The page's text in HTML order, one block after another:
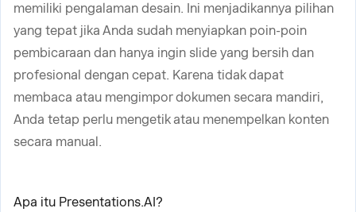
memiliki pengalaman desain. Ini menjadikannya pilihan
yang tepat jika Anda sudah menyiapkan poin-poin
pembicaraan dan hanya ingin slide yang bersih dan
profesional dengan cepat. Karena tidak dapat
membaca atau mengimpor dokumen secara mandiri,
Anda tetap perlu mengetik atau menempelkan konten
secara manual.
Apa itu Presentations.AI?